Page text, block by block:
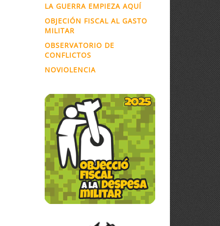
LA GUERRA EMPIEZA AQUÍ
OBJECIÓN FISCAL AL GASTO
MILITAR
OBSERVATORIO DE
CONFLICTOS
NOVIOLENCIA